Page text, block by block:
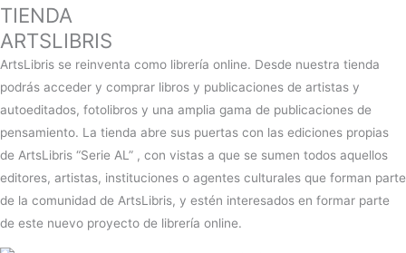
TIENDA
ARTSLIBRIS
ArtsLibris se reinventa como librería online. Desde nuestra tienda
podrás acceder y comprar libros y publicaciones de artistas y
autoeditados, fotolibros y una amplia gama de publicaciones de
pensamiento. La tienda abre sus puertas con las ediciones propias
de ArtsLibris “Serie AL” , con vistas a que se sumen todos aquellos
editores, artistas, instituciones o agentes culturales que forman parte
de la comunidad de ArtsLibris, y estén interesados en formar parte
de este nuevo proyecto de librería online.